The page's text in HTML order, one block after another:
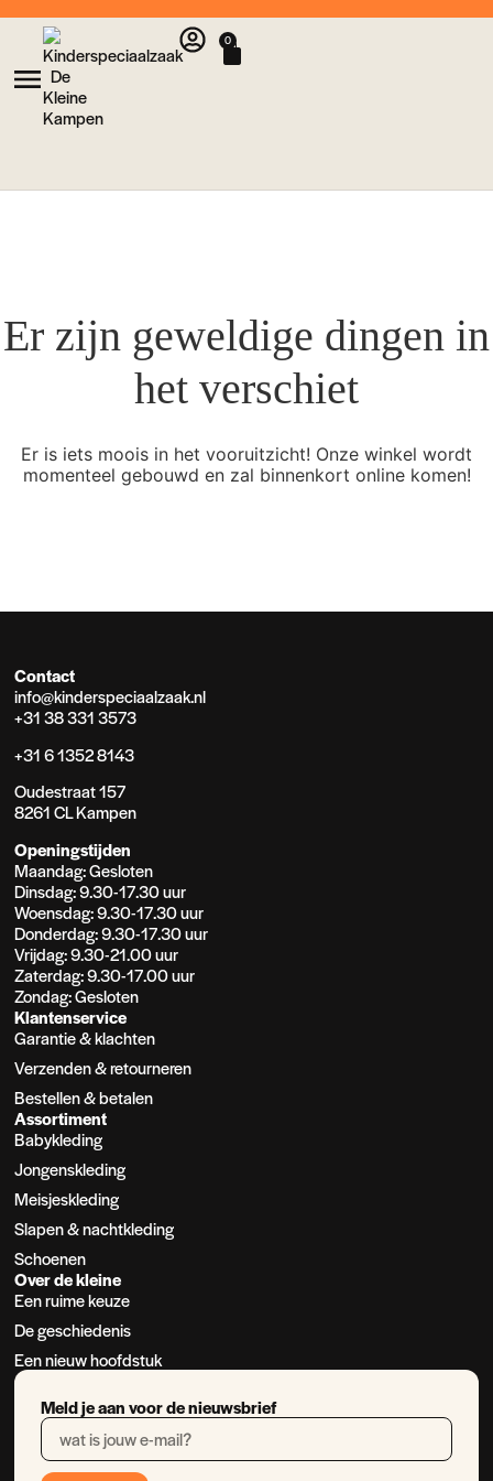
0
Er zijn geweldige dingen in
het verschiet
Er is iets moois in het vooruitzicht! Onze winkel wordt
momenteel gebouwd en zal binnenkort online komen!
Contact
info@kinderspeciaalzaak.nl
+31 38 331 3573
+31 6 1352 8143
Oudestraat 157
8261 CL Kampen
Openingstijden
Maandag: Gesloten
Dinsdag: 9.30-17.30 uur
Woensdag: 9.30-17.30 uur
Donderdag: 9.30-17.30 uur
Vrijdag: 9.30-21.00 uur
Zaterdag: 9.30-17.00 uur
Zondag: Gesloten
Klantenservice
Garantie & klachten
Verzenden & retourneren
Bestellen & betalen
Assortiment
Babykleding
Jongenskleding
Meisjeskleding
Slapen & nachtkleding
Schoenen
Over de kleine
Een ruime keuze
De geschiedenis
Een nieuw hoofdstuk
Meld je aan voor de nieuwsbrief